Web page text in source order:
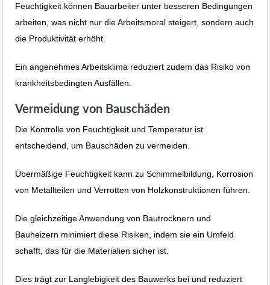
Feuchtigkeit können Bauarbeiter unter besseren Bedingungen
arbeiten, was nicht nur die Arbeitsmoral steigert, sondern auch
die Produktivität erhöht.
Ein angenehmes Arbeitsklima reduziert zudem das Risiko von
krankheitsbedingten Ausfällen.
Vermeidung von Bauschäden
Die Kontrolle von Feuchtigkeit und Temperatur ist
entscheidend, um Bauschäden zu vermeiden.
Übermäßige Feuchtigkeit kann zu Schimmelbildung, Korrosion
von Metallteilen und Verrotten von Holzkonstruktionen führen.
Die gleichzeitige Anwendung von Bautrocknern und
Bauheizern minimiert diese Risiken, indem sie ein Umfeld
schafft, das für die Materialien sicher ist.
Dies trägt zur Langlebigkeit des Bauwerks bei und reduziert